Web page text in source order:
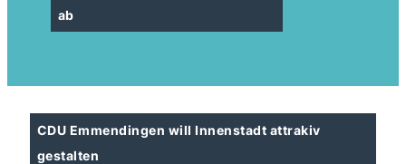
ab
CDU Emmendingen will Innenstadt attrakiv
gestalten